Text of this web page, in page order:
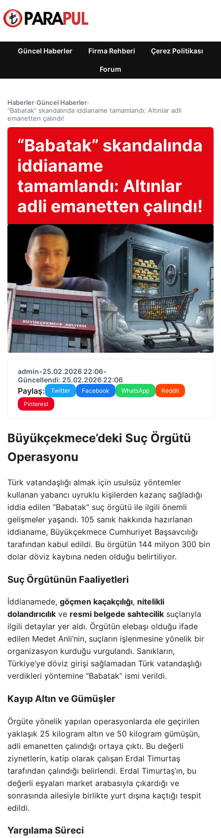
Güncel Haberler Firma Rehberi Çerez Politikası
Forum
Haberler›Güncel Haberler›
“Babatak” skandalında iddianame tamamlandı: Altınlar adli
emanetten çalındı!
“Babatak” skandalında
iddianame
tamamlandı: Altınlar
adli emanetten çalındı!
admin•25.02.2026 22:06•
Güncellendi: 25.02.2026 22:06
Paylaş: Twitter Facebook WhatsApp
Reddit
Pinterest
Büyükçekmece’deki Suç Örgütü
Operasyonu
Türk vatandaşlığı almak için usulsüz yöntemler
kullanan yabancı uyruklu kişilerden kazanç sağladığı
iddia edilen “Babatak” suç örgütü ile ilgili önemli
gelişmeler yaşandı. 105 sanık hakkında hazırlanan
iddianame, Büyükçekmece Cumhuriyet Başsavcılığı
tarafından kabul edildi. Bu örgütün 144 milyon 300 bin
dolar döviz kaybına neden olduğu belirtiliyor.
Suç Örgütünün Faaliyetleri
İddianamede, göçmen kaçakçılığı, nitelikli
dolandırıcılık ve resmi belgede sahtecilik suçlarıyla
ilgili detaylar yer aldı. Örgütün elebaşı olduğu ifade
edilen Medet Anli’nin, suçların işlenmesine yönelik bir
organizasyon kurduğu vurgulandı. Sanıkların,
Türkiye’ye döviz girişi sağlamadan Türk vatandaşlığı
verdikleri yöntemine “Babatak” ismi verildi.
Kayıp Altın ve Gümüşler
Örgüte yönelik yapılan operasyonlarda ele geçirilen
yaklaşık 25 kilogram altın ve 50 kilogram gümüşün,
adli emanetten çalındığı ortaya çıktı. Bu değerli
ziynetlerin, katip olarak çalışan Erdal Timurtaş
tarafından çalındığı belirlendi. Erdal Timurtaş’ın, bu
değerli eşyaları market arabasıyla çıkardığı ve
sonrasında ailesiyle birlikte yurt dışına kaçtığı tespit
edildi.
Yargılama Süreci